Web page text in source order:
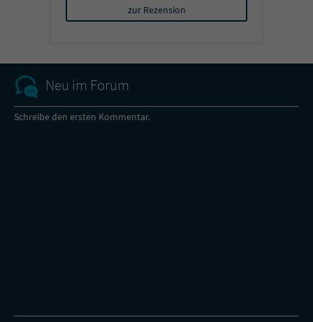
zur Rezension
Neu im Forum
Schreibe den ersten Kommentar.